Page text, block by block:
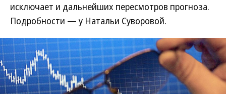
исключает и дальнейших пересмотров прогноза.
Подробности — у Натальи Суворовой.